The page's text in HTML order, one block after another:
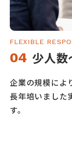
FLEXIBLE
04 少人
企業の規模によ
長年培いました
す。